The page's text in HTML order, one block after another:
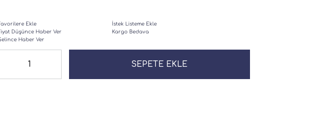
Ekle
İstek Listeme Ekle
Düşünce Haber Ver
Kargo Bedava
Haber Ver